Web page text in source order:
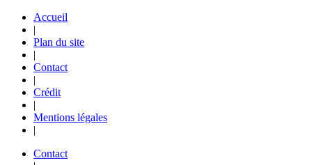
Accueil
|
Plan du site
|
Contact
|
Crédit
|
Mentions légales
|
Contact